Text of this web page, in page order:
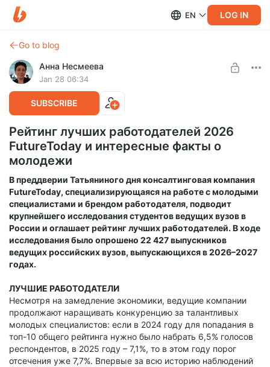
EN LOG IN
Go to blog
Анна Несмеева
Jan 28 06:34
SUBSCRIBE
Рейтинг лучших работодателей 2026
FutureToday и интересные факты о
молодежи
В преддверии Татьяниного дня консалтинговая компания
FutureToday, специализирующаяся на работе с молодыми
специалистами и брендом работодателя, подводит
крупнейшего исследования студентов ведущих вузов в
России и оглашает рейтинг лучших работодателей. В ходе
исследования было опрошено 22 427 выпускников
ведущих российских вузов, выпускающихся в 2026–2027
годах.
ЛУЧШИЕ РАБОТОДАТЕЛИ
Несмотря на замедление экономики, ведущие компании
продолжают наращивать конкуренцию за талантливых
молодых специалистов: если в 2024 году для попадания в
топ-10 общего рейтинга нужно было набрать 6,5% голосов
респондентов, в 2025 году – 7,1%, то в этом году порог
отсечения уже 7,7%. Впервые за всю историю наблюдений